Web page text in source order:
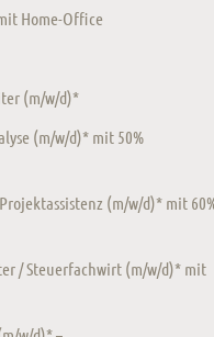
Home-Office
(m/w/d)*
(m/w/d)* mit 50%
(m/w/d)* mit
/ Steuerfachwirt (m/w/d)* mit